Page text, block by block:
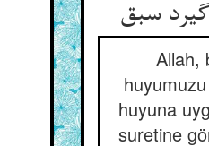
سبق
Allah,
huyuna
suretine